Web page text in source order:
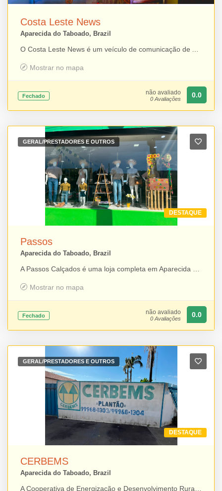
Costa Leste News
Aparecida do Taboado, Brazil
O Costa Leste News é um veículo de comunicação de Aparecida do Taboado que atua nos formatos impresso e digital, levando informações, notícias e cobertura dos principais acontecimentos da cidade e da região do Bolsão. Além do portal de notícias e da presença nas mídias sociais, o grupo mantém o Guia Costa Leste um catálogo de empresas e profissionais que reúne telefones, endereços e contatos, facilitando o acesso da população a produtos, serviços e informações locais. Com conteúdo atualizado e compromisso com a informação, o Costa Leste News conecta a comunidade aos fatos e aos negócios da região.
Mostrar no mapa
Fechado não avaliado
0 Avaliações 0.0
DESTAQUE
GERAL/PRESTADORES E OUTROS
Passos
Aparecida do Taboado, Brazil
A Passos Calçados é uma loja completa em Aparecida do Taboado, oferecendo uma ampla variedade de produtos para toda a família. No local, os clientes encontram moda feminina, masculina e infantil, além de calçados, bolsas, acessórios, bijuterias, artigos de cama, mesa e banho, e utilidades para o dia a dia. Com opções que unem qualidade, variedade e praticidade, a Passos Calçados reúne em um só lugar tudo o que você precisa para o seu dia a dia e para renovar seu estilo.
Mostrar no mapa
Fechado não avaliado
0 Avaliações 0.0
DESTAQUE
GERAL/PRESTADORES E OUTROS
CERBEMS
Aparecida do Taboado, Brazil
A Cooperativa de Energização e Desenvolvimento Rural do Bolsão do Estado de Mato Grosso do Sul (CERBEMS) atua no fornecimento e na gestão de energia elétrica para propriedades rurais e comunidades da região do Bolsão. Com foco no desenvolvimento do meio rural, a cooperativa trabalha para oferecer um serviço de qualidade, contribuindo para o fortalecimento das atividades agropecuárias, o crescimento econômico e a melhoria da qualidade de vida dos seus cooperados e consumidores.